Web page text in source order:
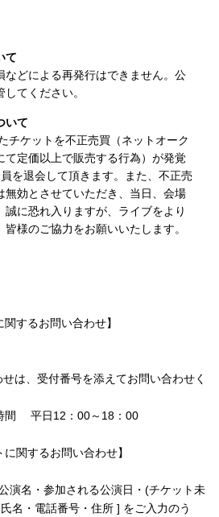
て
などによる再発行はできません。公
てください。
いて
チケットを不正売買（ネットオーク
て定価以上で販売する行為）が発覚
を退会して頂きます。また、不正売
無効とさせていただき、当日、会場
誠に恐れ入りますが、ライブをより
様のご協力をお願いいたします。
関するお問い合わせ】
は、受付番号を添えてお問い合わせく
間 平日12：00～18：00
に関するお問い合わせ】
演名・参加される公演日・(チケット未
名・電話番号・住所 ] をご入力のう